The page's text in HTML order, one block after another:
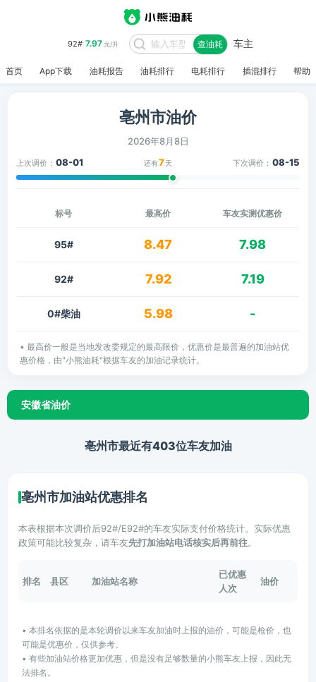
92# 7.97元/升 查油耗 车主
首页 App下载 油耗报告 油耗排行 电耗排行 插混排行 帮助
亳州市油价
2026年8月8日
上次调价： 08-01 还有7天 下次调价： 08-15
标号 最高价 车友实测优惠价
95# 8.47 7.98
92# 7.92 7.19
0#柴油 5.98 -
• 最高价一般是当地发改委规定的最高限价，优惠价是最普遍的加油站优
惠价格，由"小熊油耗"根据车友的加油记录统计。
安徽省油价
亳州市最近有403位车友加油
亳州市加油站优惠排名
本表根据本次调价后92#/E92#的车友实际支付价格统计。实际优惠
政策可能比较复杂，请车友先打加油站电话核实后再前往。
排名 县区 加油站名称
已优惠
人次
油价
• 本排名依据的是本轮调价以来车友加油时上报的油价，可能是枪价，也
可能是优惠价，仅供参考。
• 有些加油站价格更加优惠，但是没有足够数量的小熊车友上报，因此无
法排名。